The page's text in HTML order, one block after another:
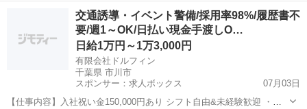
た、スライムのフ…
いわき市 泉駅 フィギュア スライム
交通誘導・イベント警備/採用率98%/履歴書不
要/週1～OK/日払い現金手渡しO…
日給1万円～1万3,000円
有限会社ドルフィン
千葉県 市川市
スポンサー：求人ボックス
07月03日
【仕事内容】入社祝い金150,000円あり シフト自由&未経験歓迎
・直